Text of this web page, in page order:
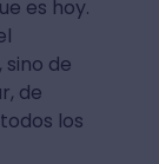
es hoy.
de
de
los